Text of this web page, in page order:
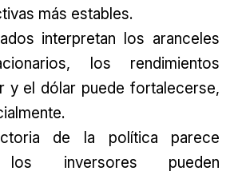
más estables.
interpretan los aranceles
los rendimientos
y el dólar puede fortalecerse,
de la política parece
los inversores pueden